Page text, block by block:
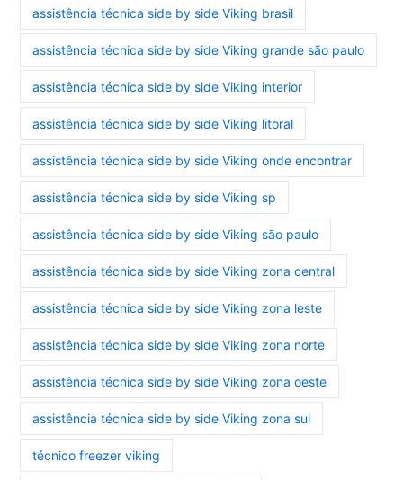
assistência técnica side by side Viking brasil
assistência técnica side by side Viking grande são paulo
assistência técnica side by side Viking interior
assistência técnica side by side Viking litoral
assistência técnica side by side Viking onde encontrar
assistência técnica side by side Viking sp
assistência técnica side by side Viking são paulo
assistência técnica side by side Viking zona central
assistência técnica side by side Viking zona leste
assistência técnica side by side Viking zona norte
assistência técnica side by side Viking zona oeste
assistência técnica side by side Viking zona sul
técnico freezer viking